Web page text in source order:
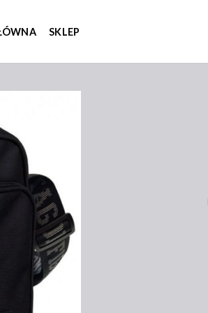
SKLEP